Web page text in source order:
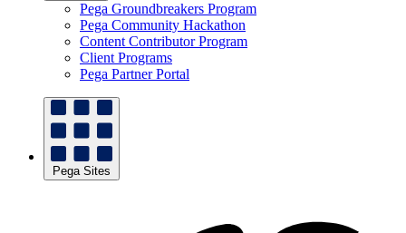
Pega Groundbreakers Program
Pega Community Hackathon
Content Contributor Program
Client Programs
Pega Partner Portal
Pega Sites